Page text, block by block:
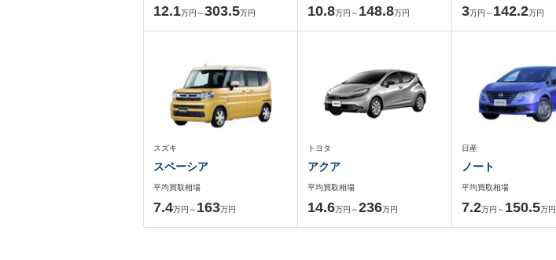
12.1万円～303.5万円 10.8万円～ 148.8万円 3万円～ 142.2万円
スズキ
スペーシア
平均買取相場
7.4万円～ 163万円
トヨタ
アクア
平均買取相場
14.6万円～236万円
日産
ノート
平均買取相場
7.2万円～ 150.5万円